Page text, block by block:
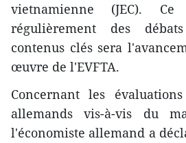
vietnamienne (JEC).
régulièrement des
contenus clés sera
œuvre de l'EVFTA.
Concernant les
allemands vis-à-vis du
l'économiste allemand a